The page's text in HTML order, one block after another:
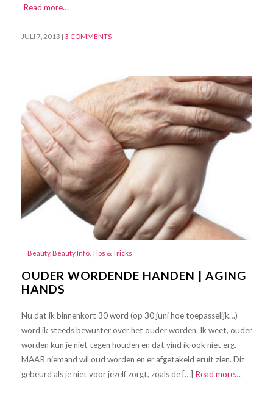
Read more…
JULI 7, 2013 | 3 COMMENTS
Beauty, Beauty Info, Tips & Tricks
OUDER WORDENDE HANDEN | AGING
HANDS
Nu dat ik binnenkort 30 word (op 30 juni hoe toepasselijk…)
word ik steeds bewuster over het ouder worden. Ik weet, ouder
worden kun je niet tegen houden en dat vind ik ook niet erg.
MAAR niemand wil oud worden en er afgetakeld eruit zien. Dit
gebeurd als je niet voor jezelf zorgt, zoals de […] Read more…